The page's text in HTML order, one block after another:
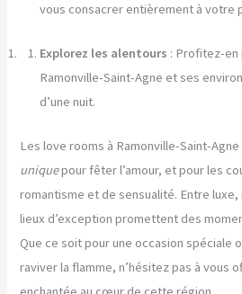
vous consacrer entièrement à votre
Explorez les alentours : Profitez-
Ramonville-Saint-Agne et ses
d’une nuit.
Les love rooms à Ramonville-Saint-
uniquepour fêter l’amour, et pour les
romantisme et de sensualité. Entre
lieux d’exception promettent des
Que ce soit pour une occasion spéciale
raviver la flamme, n’hésitez pas à vous